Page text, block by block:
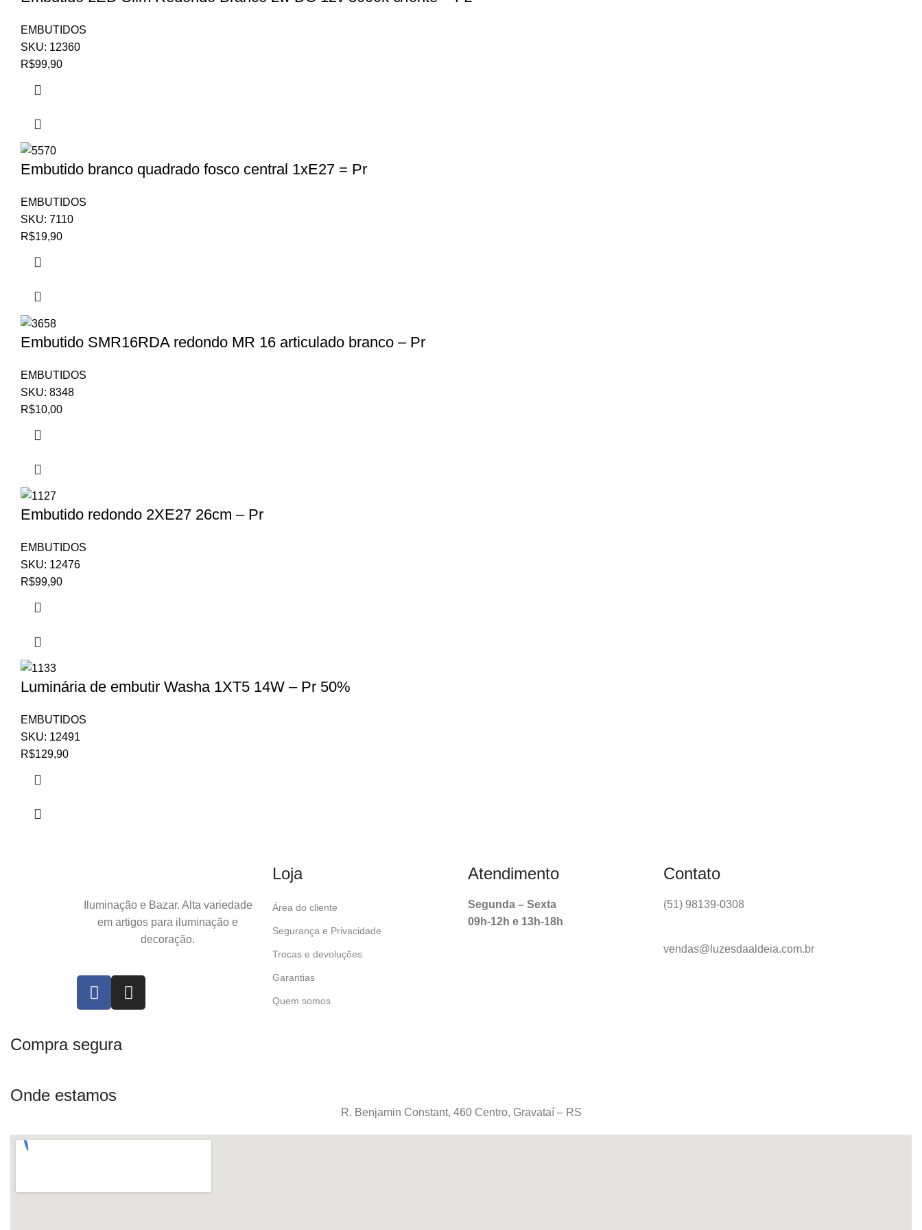
EMBUTIDOS
SKU: 12360
R$99,90
Embutido branco quadrado fosco central 1xE27 = Pr
EMBUTIDOS
SKU: 7110
R$19,90
Embutido SMR16RDA redondo MR 16 articulado branco – Pr
EMBUTIDOS
SKU: 8348
R$10,00
Embutido redondo 2XE27 26cm – Pr
EMBUTIDOS
SKU: 12476
R$99,90
Luminária de embutir Washa 1XT5 14W – Pr 50%
EMBUTIDOS
SKU: 12491
R$129,90
Iluminação e Bazar. Alta variedade
em artigos para iluminação e
decoração.
Loja
Área do cliente
Segurança e Privacidade
Trocas e devoluções
Garantias
Quem somos
Atendimento
Segunda – Sexta
09h-12h e 13h-18h
Contato
(51) 98139-0308
vendas@luzesdaaldeia.com.br
Compra segura
Onde estamos
R. Benjamin Constant, 460 Centro, Gravataí – RS